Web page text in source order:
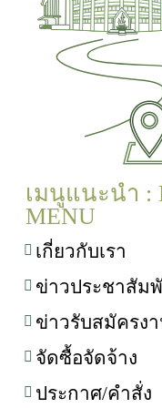
เมนูแนะนำ :
MENU
เกี่ยวกับเรา
ข่าวประชาสัม
ข่าวรับสมัครง
จัดซื้อจัดจ้าง
ประกาศ/คำสั่ง